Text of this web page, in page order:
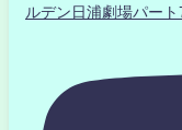
ルデン日浦劇場パート